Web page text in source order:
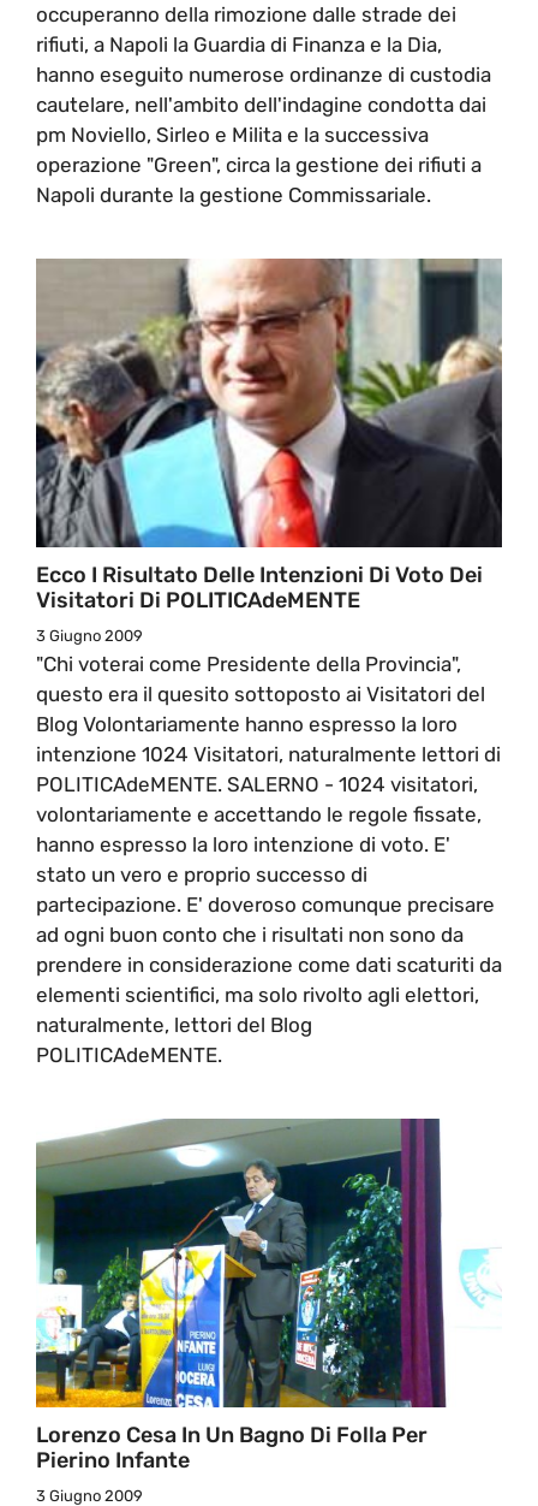
occuperanno della rimozione dalle strade dei
rifiuti, a Napoli la Guardia di Finanza e la Dia,
hanno eseguito numerose ordinanze di custodia
cautelare, nell'ambito dell'indagine condotta dai
pm Noviello, Sirleo e Milita e la successiva
operazione "Green", circa la gestione dei rifiuti a
Napoli durante la gestione Commissariale.
Ecco I Risultato Delle Intenzioni Di Voto Dei
Visitatori Di POLITICAdeMENTE
3 Giugno 2009
"Chi voterai come Presidente della Provincia",
questo era il quesito sottoposto ai Visitatori del
Blog Volontariamente hanno espresso la loro
intenzione 1024 Visitatori, naturalmente lettori di
POLITICAdeMENTE. SALERNO - 1024 visitatori,
volontariamente e accettando le regole fissate,
hanno espresso la loro intenzione di voto. E'
stato un vero e proprio successo di
partecipazione. E' doveroso comunque precisare
ad ogni buon conto che i risultati non sono da
prendere in considerazione come dati scaturiti da
elementi scientifici, ma solo rivolto agli elettori,
naturalmente, lettori del Blog
POLITICAdeMENTE.
Lorenzo Cesa In Un Bagno Di Folla Per
Pierino Infante
3 Giugno 2009